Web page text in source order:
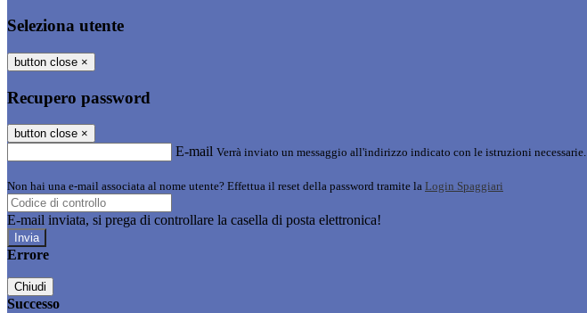
Seleziona utente
button close ×
Recupero password
button close ×
E-mail Verrà inviato un messaggio all'indirizzo indicato con le istruzioni necessarie.
Non hai una e-mail associata al nome utente? Effettua il reset della password tramite la Login Spaggiari
E-mail inviata, si prega di controllare la casella di posta elettronica!
Errore
Chiudi
Successo